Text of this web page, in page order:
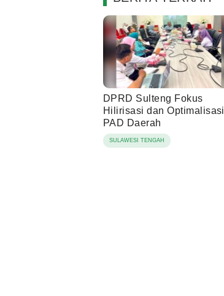
DPRD Sulteng Fokus
Hilirisasi dan Optimalisasi
PAD Daerah
SULAWESI TENGAH